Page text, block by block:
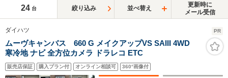
24 台 絞り込み 並べ替え
更新時に
メール受信
ダイハツ PR
ムーヴキャンバス 660 G メイクアップVS SAIII 4WD
寒冷地 ナビ 全方位カメラ ドラレコ ETC
販売店保証 購入プラン付 オンライン相談可 360°画像付